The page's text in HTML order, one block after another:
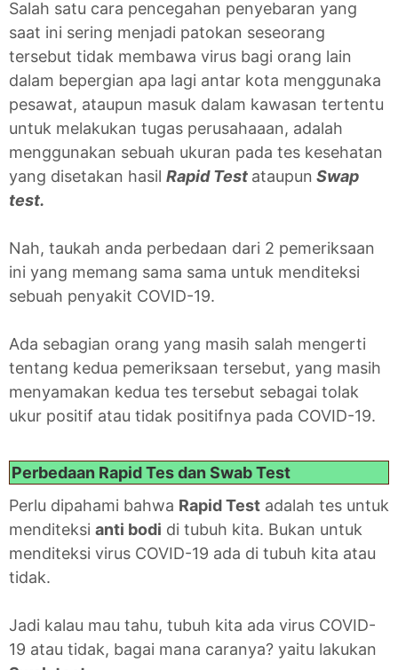
Salah satu cara pencegahan penyebaran yang
saat ini sering menjadi patokan seseorang
tersebut tidak membawa virus bagi orang lain
dalam bepergian apa lagi antar kota menggunaka
pesawat, ataupun masuk dalam kawasan tertentu
untuk melakukan tugas perusahaaan, adalah
menggunakan sebuah ukuran pada tes kesehatan
yang disetakan hasil Rapid Test ataupun Swap
test.
Nah, taukah anda perbedaan dari 2 pemeriksaan
ini yang memang sama sama untuk menditeksi
sebuah penyakit COVID-19.
Ada sebagian orang yang masih salah mengerti
tentang kedua pemeriksaan tersebut, yang masih
menyamakan kedua tes tersebut sebagai tolak
ukur positif atau tidak positifnya pada COVID-19.
Perbedaan Rapid Tes dan Swab Test
Perlu dipahami bahwa Rapid Test adalah tes untuk
menditeksi anti bodi di tubuh kita. Bukan untuk
menditeksi virus COVID-19 ada di tubuh kita atau
tidak.
Jadi kalau mau tahu, tubuh kita ada virus COVID-
19 atau tidak, bagai mana caranya? yaitu lakukan